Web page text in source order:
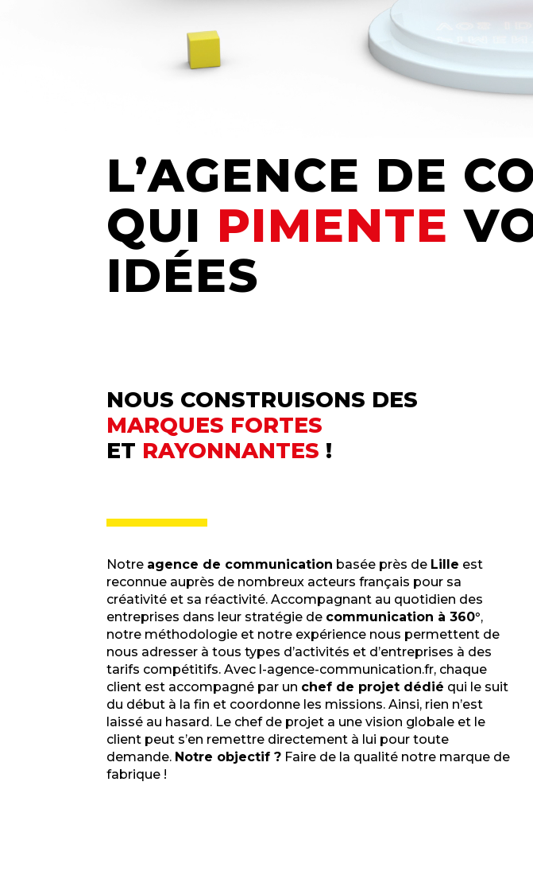
L’AGENCE DE
QUI PIMENTE
IDÉES
NOUS CONSTRUISONS DES
MARQUES FORTES
ET RAYONNANTES !
Notre agence de communication basée près de Lille est
reconnue auprès de nombreux acteurs français pour sa
créativité et sa réactivité. Accompagnant au quotidien des
entreprises dans leur stratégie de communication à 360°,
notre méthodologie et notre expérience nous permettent de
nous adresser à tous types d’activités et d’entreprises à des
tarifs compétitifs. Avec l-agence-communication.fr, chaque
client est accompagné par un chef de projet dédié qui le suit
du début à la fin et coordonne les missions. Ainsi, rien n’est
laissé au hasard. Le chef de projet a une vision globale et le
client peut s’en remettre directement à lui pour toute
demande. Notre objectif ? Faire de la qualité notre marque de
fabrique !